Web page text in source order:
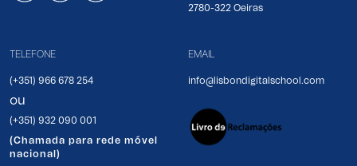
2780-322 Oeiras
TELEFONE
(+351) 966 678 254
ou
(+351) 932 090 001
(Chamada para rede móvel
nacional)
EMAIL
info@lisbondigitalschool.com